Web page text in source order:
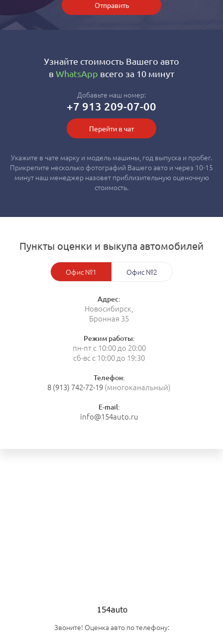
Отправить
Узнайте стоимость Вашего авто
в WhatsApp всего за 10 минут
Добавьте наш номер:
+7 913 209-07-00
Перейти в чат
Укажите в чате марку и модель машины, год выпуска и пробег.
Прикрепите несколько фотографий Вашего авто и через 10-15
минут наш менеджер назовет приблизительную оценочную
стоимость.
Пункты оценки и выкупа автомобилей
Офис №1 Офис №2
Адрес:
Новосибирск,
Бронная 35
Режим работы:
пн-пт с 10:00 до 20:00
сб-вс с 10:00 до 19:30
Телефон:
8 (913) 742-72-19(многоканальный)
E-mail:
info@154auto.ru
Звоните! Оценка авто по телефону: